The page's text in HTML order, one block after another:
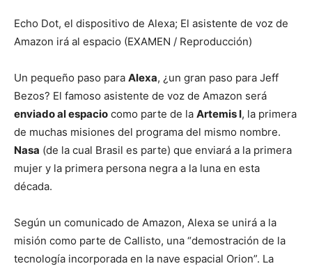
Echo Dot, el dispositivo de Alexa; El asistente de voz de
Amazon irá al espacio (EXAMEN / Reproducción)
Un pequeño paso para Alexa, ¿un gran paso para Jeff
Bezos? El famoso asistente de voz de Amazon será
enviado al espacio como parte de la Artemis I, la primera
de muchas misiones del programa del mismo nombre.
Nasa (de la cual Brasil es parte) que enviará a la primera
mujer y la primera persona negra a la luna en esta
década.
Según un comunicado de Amazon, Alexa se unirá a la
misión como parte de Callisto, una “demostración de la
tecnología incorporada en la nave espacial Orion”. La